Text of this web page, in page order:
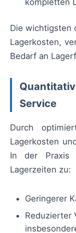
kompletten
Die wichtigsten
Lagerkosten,
Bedarf an
Service
Durch
Lagerkosten
In der Praxis
Lagerzeiten zu:
Geringerer
Reduzierter